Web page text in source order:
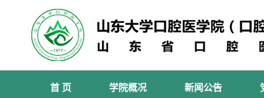
首 页 学院概况 新闻公告